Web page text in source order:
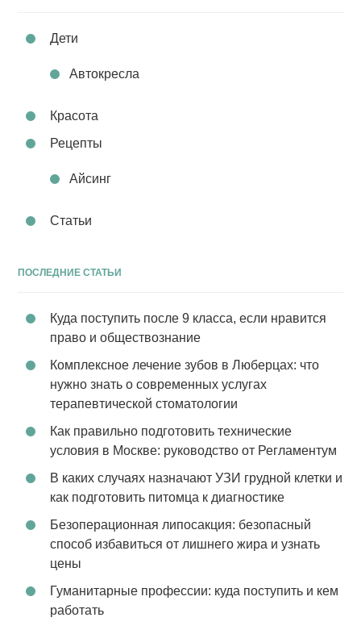
Дети
Автокресла
Красота
Рецепты
Айсинг
Статьи
ПОСЛЕДНИЕ СТАТЬИ
Куда поступить после 9 класса, если нравится
право и обществознание
Комплексное лечение зубов в Люберцах: что
нужно знать о современных услугах
терапевтической стоматологии
Как правильно подготовить технические
условия в Москве: руководство от Регламентум
В каких случаях назначают УЗИ грудной клетки и
как подготовить питомца к диагностике
Безоперационная липосакция: безопасный
способ избавиться от лишнего жира и узнать
цены
Гуманитарные профессии: куда поступить и кем
работать